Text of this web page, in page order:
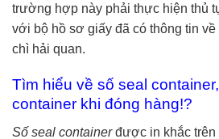
trường hợp này phải thực hiện thủ
với bộ hồ sơ giấy đã có thông tin
chì hải quan.
Tìm hiểu về số seal
container khi đóng hàng!?
Số seal containerđược in khắc trên